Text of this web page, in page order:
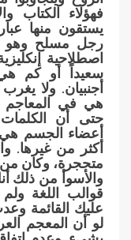
فهؤلاء الكتاب
يستقون منها
رجل مسلح وهو
اصطلاحية
سعيداً أو كم هي
أجنبيان. ولا
هي في المعاجم
حتى أن
أعضاء الجسم هي
أكثر من غيرها.
متحجرة، وكان
والأسوأ من ذلك
قوالب اللغة
عليك القائمة
لو أن المعجم